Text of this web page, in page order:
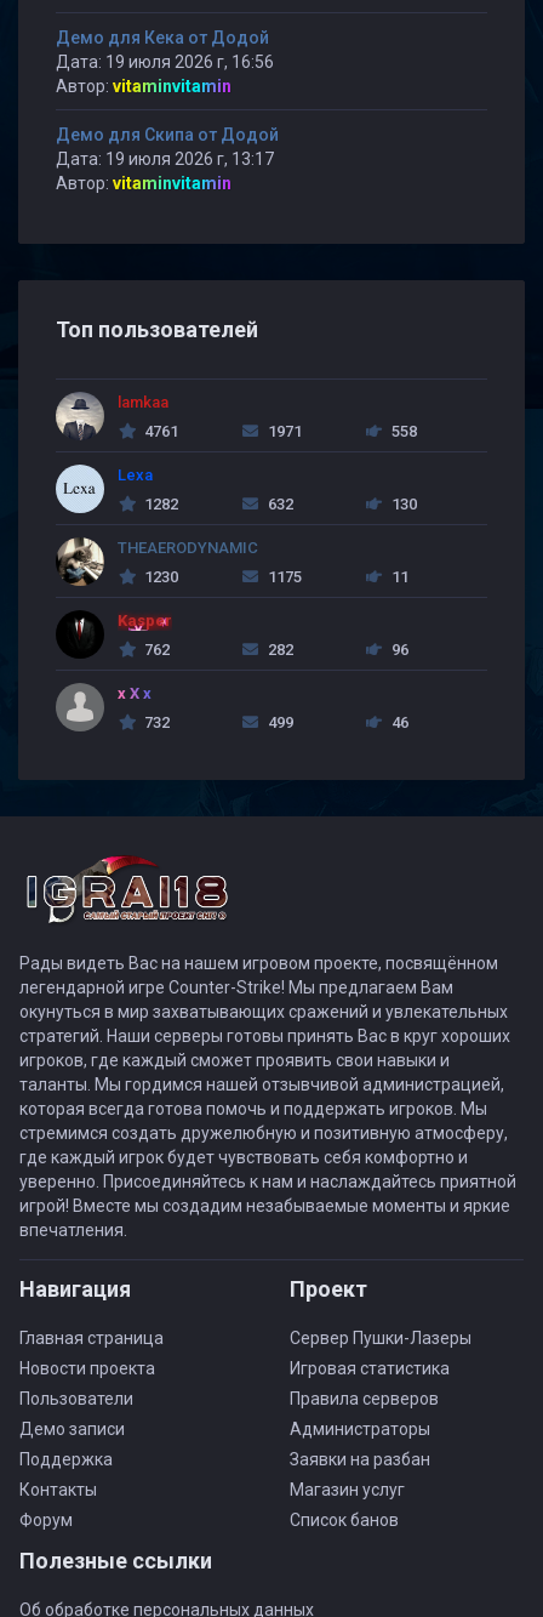
Демо для Кека от Додой
Дата: 19 июля 2026 г, 16:56
Автор: vitaminvitamin
Демо для Скипа от Додой
Дата: 19 июля 2026 г, 13:17
Автор: vitaminvitamin
Топ пользователей
lamkaa
4761
1971 558
Lexa
1282
632 130
THEAERODYNAMIC
1230
1175 11
Kasper
762
282 96
x X x
732
499 46
Рады видеть Вас на нашем игровом проекте, посвящённом
легендарной игре Counter-Strike! Мы предлагаем Вам
окунуться в мир захватывающих сражений и увлекательных
стратегий. Наши серверы готовы принять Вас в круг хороших
игроков, где каждый сможет проявить свои навыки и
таланты. Мы гордимся нашей отзывчивой администрацией,
которая всегда готова помочь и поддержать игроков. Мы
стремимся создать дружелюбную и позитивную атмосферу,
где каждый игрок будет чувствовать себя комфортно и
уверенно. Присоединяйтесь к нам и наслаждайтесь приятной
игрой! Вместе мы создадим незабываемые моменты и яркие
впечатления.
Навигация
Главная страница
Новости проекта
Пользователи
Демо записи
Поддержка
Контакты
Форум
Проект
Сервер Пушки-Лазеры
Игровая статистика
Правила серверов
Администраторы
Заявки на разбан
Магазин услуг
Список банов
Полезные ссылки
Об обработке персональных данных